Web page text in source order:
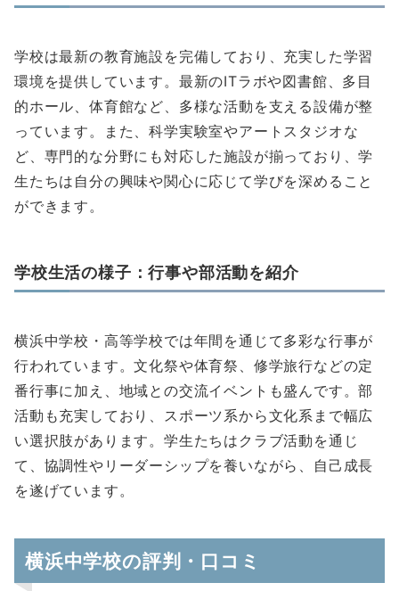
学校は最新の教育施設を完備しており、充実した学習
環境を提供しています。最新のITラボや図書館、多目
的ホール、体育館など、多様な活動を支える設備が整
っています。また、科学実験室やアートスタジオな
ど、専門的な分野にも対応した施設が揃っており、学
生たちは自分の興味や関心に応じて学びを深めること
ができます。
学校生活の様子：行事や部活動を紹介
横浜中学校・高等学校では年間を通じて多彩な行事が
行われています。文化祭や体育祭、修学旅行などの定
番行事に加え、地域との交流イベントも盛んです。部
活動も充実しており、スポーツ系から文化系まで幅広
い選択肢があります。学生たちはクラブ活動を通じ
て、協調性やリーダーシップを養いながら、自己成長
を遂げています。
横浜中学校の評判・口コミ